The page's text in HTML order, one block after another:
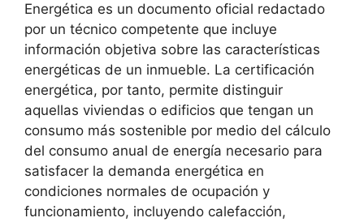
Energética es un documento oficial redactado
por un técnico competente que incluye
información objetiva sobre las características
energéticas de un inmueble. La certificación
energética, por tanto, permite distinguir
aquellas viviendas o edificios que tengan un
consumo más sostenible por medio del cálculo
del consumo anual de energía necesario para
satisfacer la demanda energética en
condiciones normales de ocupación y
funcionamiento, incluyendo calefacción,